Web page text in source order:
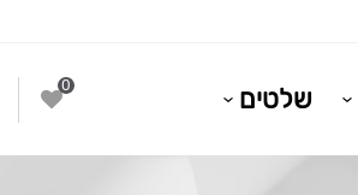
שלטים 0